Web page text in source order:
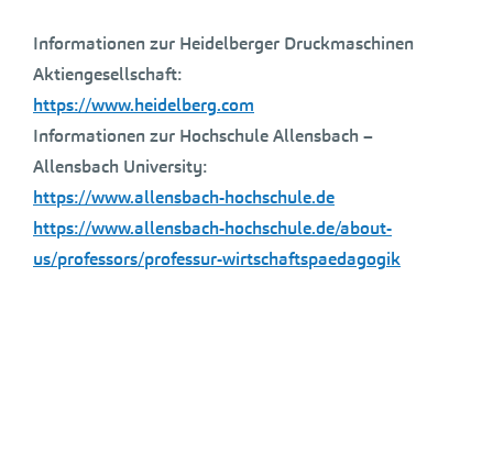
Informationen zur Heidelberger Druckmaschinen
Aktiengesellschaft:
https://www.heidelberg.com
Informationen zur Hochschule Allensbach –
Allensbach University:
https://www.allensbach-hochschule.de
https://www.allensbach-hochschule.de/about-
us/professors/professur-wirtschaftspaedagogik